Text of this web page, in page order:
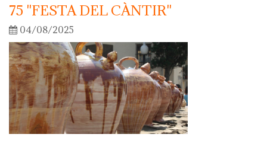
75 "FESTA DEL CÀNTIR"
04/08/2025